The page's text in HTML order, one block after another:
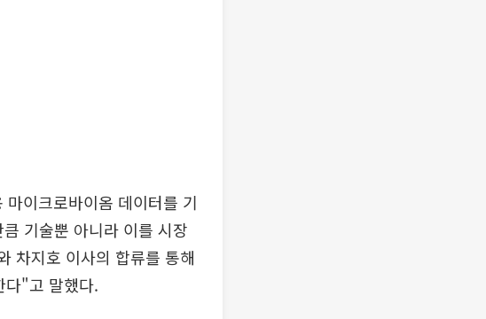
이크로바이옴 데이터를 기
기술뿐 아니라 이를 시장
차지호 이사의 합류를 통해
다"고 말했다.